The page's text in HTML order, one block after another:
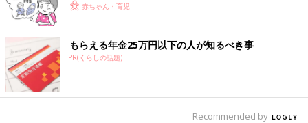
赤ちゃん・育児
もらえる年金25万円以下の人が知るべき事
PR(くらしの話題)
Recommended by